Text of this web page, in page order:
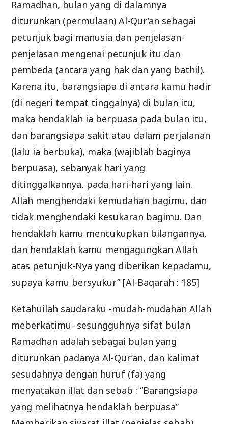
Ramadhan, bulan yang di dalamnya
diturunkan (permulaan) Al-Qur’an sebagai
petunjuk bagi manusia dan penjelasan-
penjelasan mengenai petunjuk itu dan
pembeda (antara yang hak dan yang bathil).
Karena itu, barangsiapa di antara kamu hadir
(di negeri tempat tinggalnya) di bulan itu,
maka hendaklah ia berpuasa pada bulan itu,
dan barangsiapa sakit atau dalam perjalanan
(lalu ia berbuka), maka (wajiblah baginya
berpuasa), sebanyak hari yang
ditinggalkannya, pada hari-hari yang lain.
Allah menghendaki kemudahan bagimu, dan
tidak menghendaki kesukaran bagimu. Dan
hendaklah kamu mencukupkan bilangannya,
dan hendaklah kamu mengagungkan Allah
atas petunjuk-Nya yang diberikan kepadamu,
supaya kamu bersyukur” [Al-Baqarah : 185]
Ketahuilah saudaraku -mudah-mudahan Allah
meberkatimu- sesungguhnya sifat bulan
Ramadhan adalah sebagai bulan yang
diturunkan padanya Al-Qur’an, dan kalimat
sesudahnya dengan huruf (fa) yang
menyatakan illat dan sebab : “Barangsiapa
yang melihatnya hendaklah berpuasa”